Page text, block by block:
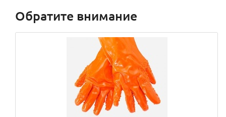
Обратите внимание